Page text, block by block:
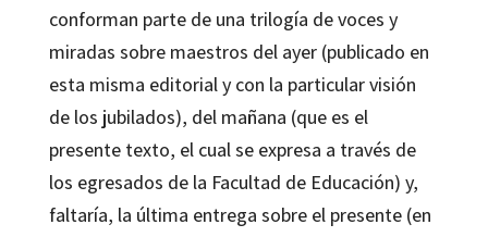
conforman parte de una trilogía de voces y
miradas sobre maestros del ayer (publicado en
esta misma editorial y con la particular visión
de los jubilados), del mañana (que es el
presente texto, el cual se expresa a través de
los egresados de la Facultad de Educación) y,
faltaría, la última entrega sobre el presente (en